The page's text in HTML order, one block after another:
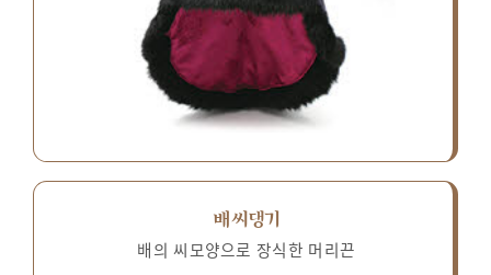
배씨댕기
배의 씨모양으로 장식한 머리끈